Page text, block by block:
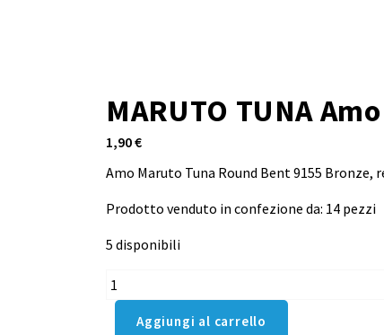
MARUTO TUNA
1,90€
Amo Maruto Tuna Round Bent 9155
Prodotto venduto in confezione da: 14 pezzi
5 disponibili
MARUTO
TUNA
Aggiungi al carrello